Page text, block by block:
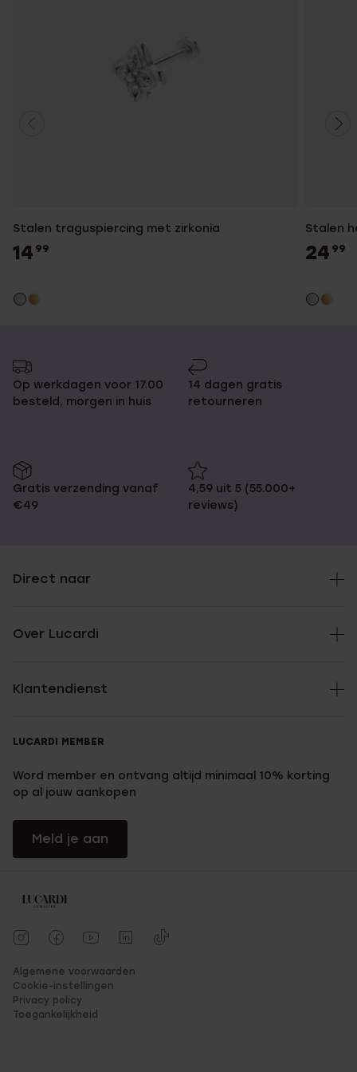
Stalen traguspiercing met zirkonia
14 99
Stalen
24 99
Op werkdagen voor 17.00
besteld, morgen in huis
14 dagen gratis
retourneren
Gratis verzending vanaf
€49
4,59 uit 5 (55.000+
reviews)
Direct naar
Over Lucardi
Klantendienst
LUCARDI MEMBER
Word member en ontvang altijd minimaal 10% korting
op al jouw aankopen
Meld je aan
Algemene voorwaarden
Cookie-instellingen
Privacy policy
Toegankelijkheid